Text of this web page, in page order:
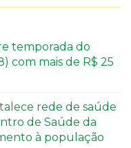
temporada do
com mais de R$ 25
rede de saúde
de Saúde da
à população